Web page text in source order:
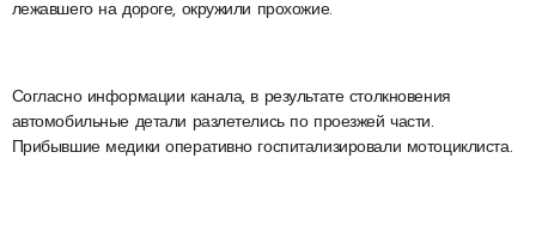
лежавшего на дороге, окружили прохожие.
Согласно информации канала, в результате столкновения
автомобильные детали разлетелись по проезжей части.
Прибывшие медики оперативно госпитализировали мотоциклиста.